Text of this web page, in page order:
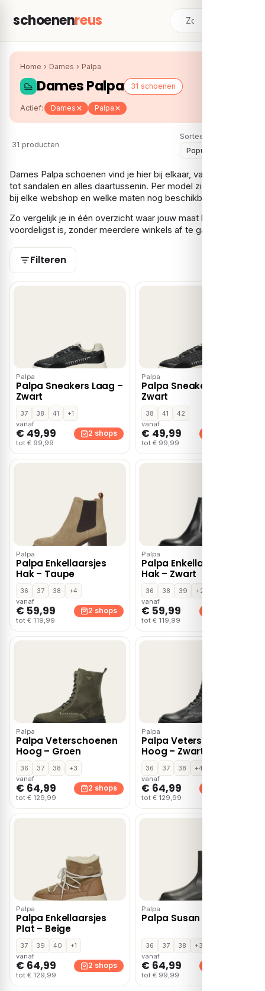
schoenenreus
Home › Dames › Palpa
Dames Palpa 31 schoenen
Actief: Dames Palpa
31 producten
Sorteer:
Dames Palpa schoenen vind je hier bij elkaar, van instappers
tot sandalen en alles daartussenin. Per model zie je de prijs
bij elke webshop en welke maten nog beschikbaar zijn.
Zo vergelijk je in één overzicht waar jouw maat het
voordeligst is, zonder meerdere winkels af te gaan.
Filteren
Palpa
Palpa Sneakers Laag –
Zwart
37 38 41
+1
vanaf
€ 49,99
tot € 99,99
2 shops
Palpa
Palpa Sneakers Laag –
Zwart
38 41
42
vanaf
€ 49,99
tot € 99,99
Palpa
Palpa Enkellaarsjes
Hak – Taupe
36 37 38
+4
vanaf
€ 59,99
tot € 119,99
2 shops
Palpa
Palpa Enkellaarsjes
Hak – Zwart
36 38 39
+2
vanaf
€ 59,99
tot € 119,99
Palpa
Palpa Veterschoenen
Hoog – Groen
36 37 38
+3
vanaf
€ 64,99
tot € 129,99
2 shops
Palpa
Palpa Veterschoenen
Hoog – Zwart
36 37 38
+4
vanaf
€ 64,99
tot € 129,99
Palpa
Palpa Enkellaarsjes
Plat – Beige
37 39 40
+1
vanaf
€ 64,99
tot € 129,99
2 shops
Palpa
Palpa Susan – Groen
36 37 38
+3
vanaf
€ 64,99
tot € 99,99